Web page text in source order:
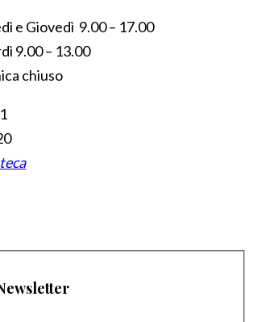
e Giovedì 9.00 – 17.00
9.00 – 13.00
chiuso